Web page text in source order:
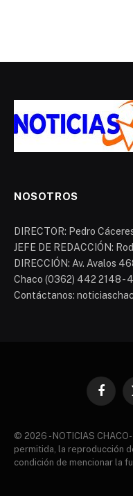
NOSOTROS
DIRECTOR: Pedro
JEFE DE REDACCIÓN:
DIRECCIÓN: Av. Avalos
Chaco (0362) 442 2148 -
Contáctanos:
© 2026 - NOTICIAS
permitida, la reproducción
condición de mencionar la